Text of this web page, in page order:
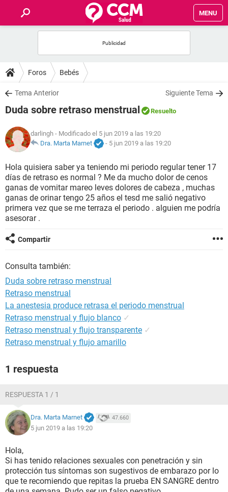
MENU
FOROS
SALUD
NUTRICIÓN
BIENESTAR
SEXUALIDAD
GLOSARIO
Foros Bebés
Tema Anterior Siguiente Tema
Duda sobre retraso menstrual Resuelto
darlingh - Modificado el 5 jun 2019 a las 19:20
Dra. Marta Marnet
- 5 jun 2019 a las 19:20
Hola quisiera saber ya teniendo mi periodo regular tener 17
días de retraso es normal ? Me da mucho dolor de cenos
ganas de vomitar mareo leves dolores de cabeza , muchas
ganas de orinar tengo 25 años el tesd me salió negativo
primera vez que se me terraza el periodo . alguien me podría
asesorar .
Compartir
Consulta también:
Duda sobre retraso menstrual
Retraso menstrual
La anestesia produce retrasa el periodo menstrual
Retraso menstrual y flujo blanco ✓
Retraso menstrual y flujo transparente ✓
Retraso menstrual y flujo amarillo
1 respuesta
RESPUESTA 1 / 1
Dra. Marta Marnet 47.660
5 jun 2019 a las 19:20
Hola,
Si has tenido relaciones sexuales con penetración y sin
protección tus síntomas son sugestivos de embarazo por lo
que te recomiendo que repitas la prueba EN SANGRE dentro